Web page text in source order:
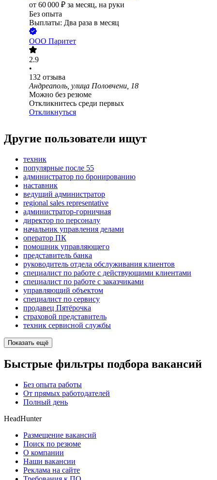
от 60 000 ₽ за месяц, на руки
Без опыта
Выплаты: Два раза в месяц
ООО Паритет
2.9
•
132 отзыва
Андреаполь, улица Половчени, 18
Можно без резюме
Откликнитесь среди первых
Откликнуться
Другие пользователи ищут
техник
популярные после 55
администратор по бронированию
наставник
ведущий администратор
regional sales representative
администратор-горничная
директор по персоналу
начальник управления делами
оператор ПК
помощник управляющего
представитель банка
руководитель отдела обслуживания клиентов
специалист по работе с действующими клиентами
специалист по работе с заказчиками
управляющий объектом
специалист по сервису
продавец Пятёрочка
страховой представитель
техник сервисной службы
Показать ещё
Быстрые фильтры подбора вакансий
Без опыта работы
От прямых работодателей
Полный день
HeadHunter
Размещение вакансий
Поиск по резюме
О компании
Наши вакансии
Реклама на сайте